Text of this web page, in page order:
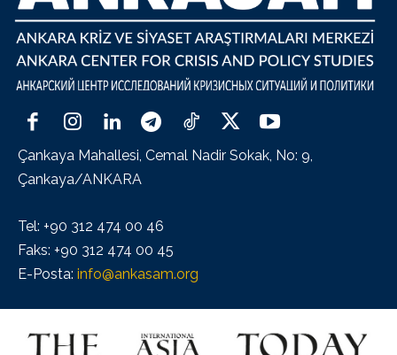
Çankaya Mahallesi, Cemal Nadir Sokak, No: 9,
Çankaya/ANKARA
Tel: +90 312 474 00 46
Faks: +90 312 474 00 45
E-Posta: info@ankasam.org